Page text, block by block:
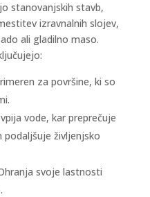
stanovanjskih stavb,
izravnalnih slojev,
ali gladilno maso.
za površine, ki so
vode, kar preprečuje
življenjsko
svoje lastnosti